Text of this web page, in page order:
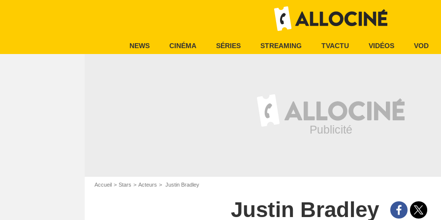
NEWS CINÉMA SÉRIES STREAMING TVACTU VIDÉOS VOD
Accueil Stars Acteurs Justin Bradley
Justin Bradley